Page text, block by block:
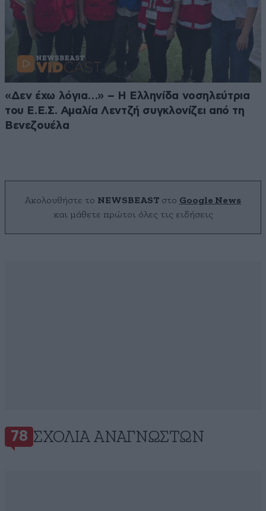
«Δεν έχω λόγια…» – Η Ελληνίδα νοσηλεύτρια
του Ε.Ε.Σ. Αμαλία Λεντζή συγκλονίζει από τη
Βενεζουέλα
Ακολουθήστε το NEWSBEAST στο Google News
και μάθετε πρώτοι όλες τις ειδήσεις
78 ΣΧΌΛΙΑ ΑΝΑΓΝΩΣΤΏΝ